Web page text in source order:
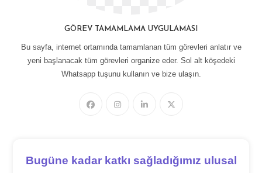
GÖREV TAMAMLAMA UYGULAMASI
Bu sayfa, internet ortamında tamamlanan tüm görevleri anlatır ve
yeni başlanacak tüm görevleri organize eder. Sol alt köşedeki
Whatsapp tuşunu kullanın ve bize ulaşın.
Bugüne kadar katkı sağladığımız ulusal